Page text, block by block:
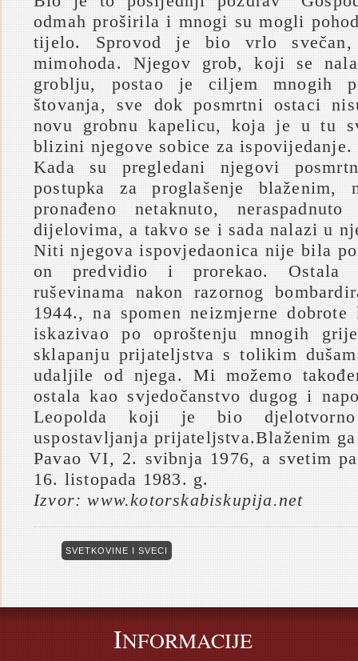
odmah proširila i mnogi su mogli
tijelo. Sprovod je bio vrlo svečan,
mimohoda. Njegov grob, koji se
groblju, postao je ciljem mnogih
štovanja, sve dok posmrtni ostaci
novu grobnu kapelicu, koja je u tu
blizini njegove sobice za ispovijedanje.
Kada su pregledani njegovi
postupka za proglašenje
pronađeno netaknuto,
dijelovima, a takvo se i sada nalazi u
Niti njegova ispovjedaonica nije bila
on predvidio i prorekao. Ostala
ruševinama nakon razornog
1944., na spomen neizmjerne
iskazivao po oproštenju mnogih
sklapanju prijateljstva s tolikim
udaljile od njega. Mi možemo
ostala kao svjedočanstvo dugog i
Leopolda koji je bio
uspostavljanja prijateljstva.Blaženim
Pavao VI, 2. svibnja 1976, a svetim
16. listopada 1983. g.
Izvor: www.kotorskabiskupija.net
SVETKOVINE I SVECI
INFORMACIJE